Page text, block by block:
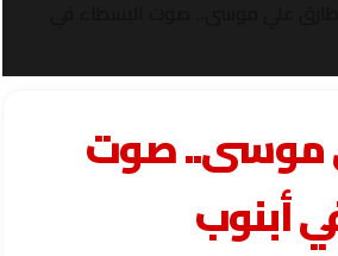
موسى.. صوت
أبنوب